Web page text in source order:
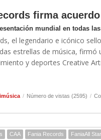
firma
mundial en todas
el legendario e icónico
estrellas de música,
y deportes Creative
/ Número de vistas (2595) /
CAA Fania Records FaniaAll